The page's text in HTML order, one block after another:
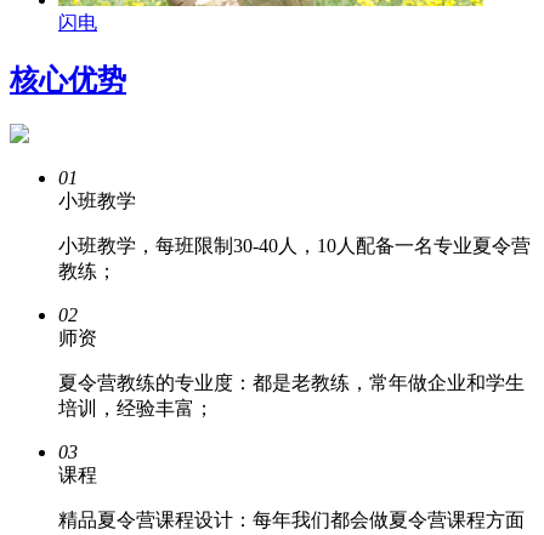
闪电
核心优势
01
小班教学
小班教学，每班限制30-40人，10人配备一名专业夏令营
教练；
02
师资
夏令营教练的专业度：都是老教练，常年做企业和学生
培训，经验丰富；
03
课程
精品夏令营课程设计：每年我们都会做夏令营课程方面